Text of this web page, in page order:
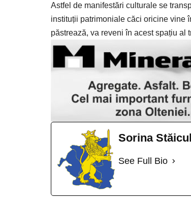
Astfel de manifestări culturale se
instituții patrimoniale căci oricine vine
păstrează, va reveni în acest spațiu al
Sorina
See Full Bio